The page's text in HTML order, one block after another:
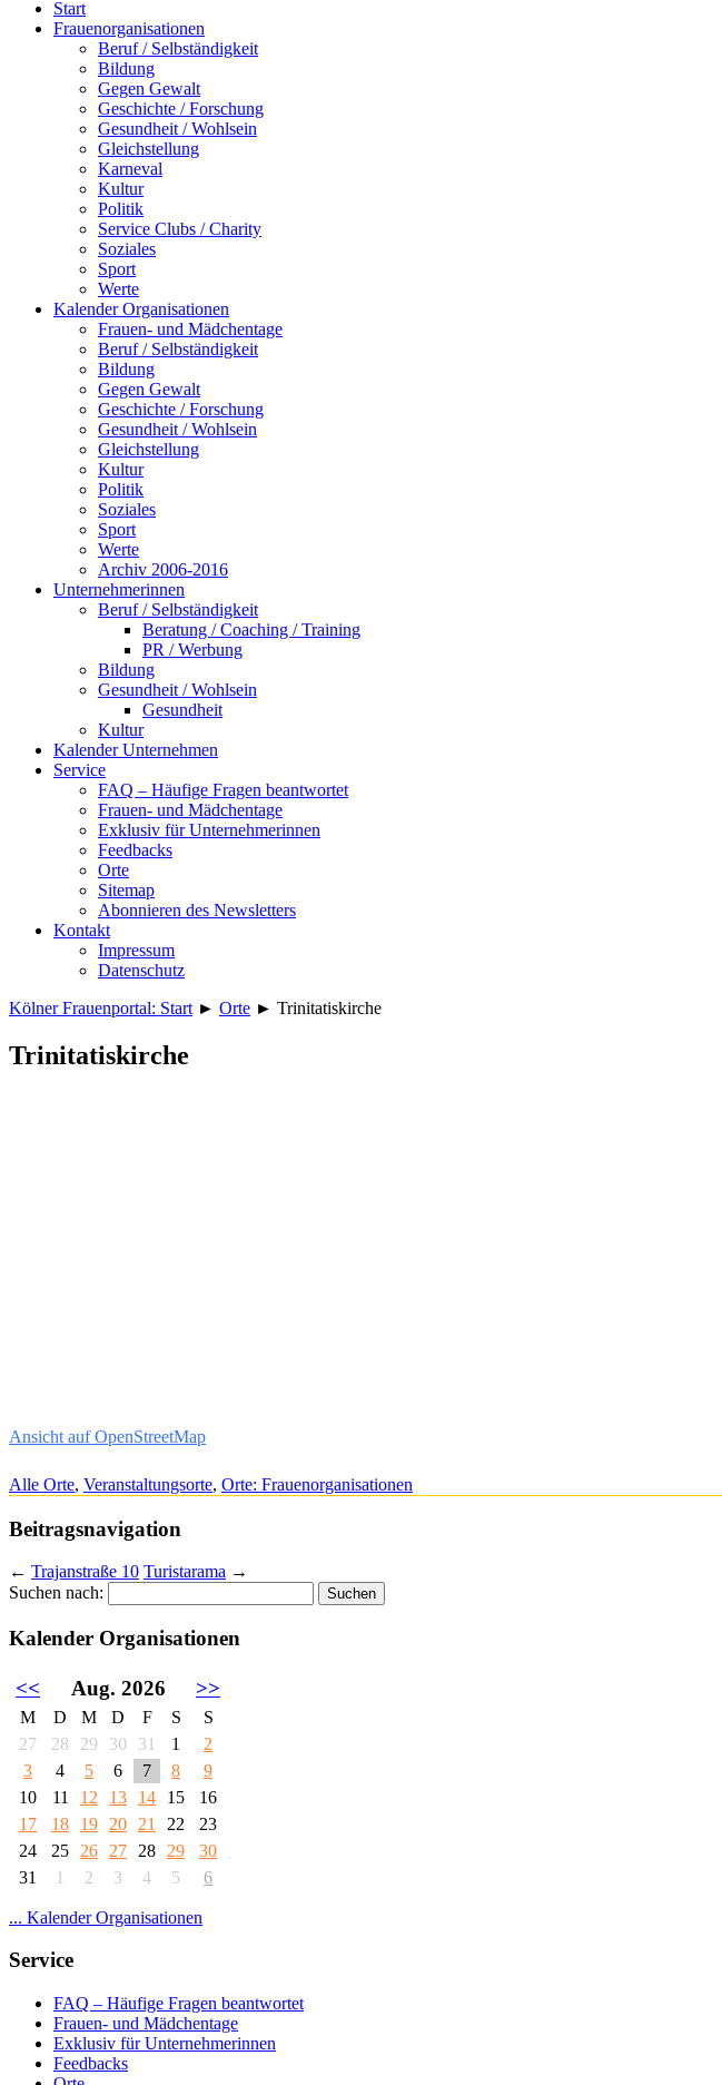
Start
Frauenorganisationen
Beruf / Selbständigkeit
Bildung
Gegen Gewalt
Geschichte / Forschung
Gesundheit / Wohlsein
Gleichstellung
Karneval
Kultur
Politik
Service Clubs / Charity
Soziales
Sport
Werte
Kalender Organisationen
Frauen- und Mädchentage
Beruf / Selbständigkeit
Bildung
Gegen Gewalt
Geschichte / Forschung
Gesundheit / Wohlsein
Gleichstellung
Kultur
Politik
Soziales
Sport
Werte
Archiv 2006-2016
Unternehmerinnen
Beruf / Selbständigkeit
Beratung / Coaching / Training
PR / Werbung
Bildung
Gesundheit / Wohlsein
Gesundheit
Kultur
Kalender Unternehmen
Service
FAQ – Häufige Fragen beantwortet
Frauen- und Mädchentage
Exklusiv für Unternehmerinnen
Feedbacks
Orte
Sitemap
Abonnieren des Newsletters
Kontakt
Impressum
Datenschutz
Kölner Frauenportal: Start ► Orte ► Trinitatiskirche
Trinitatiskirche
Ansicht auf OpenStreetMap
Alle Orte, Veranstaltungsorte, Orte: Frauenorganisationen
Beitragsnavigation
← Trajanstraße 10 Turistarama →
Suchen nach:
Kalender Organisationen
<< Aug. 2026 >>
M D M D F S
S
27
28 29 30 31 1
2
3
4 5 6 7 8
9
10
11 12 13 14 15
16
17
18 19 20 21 22
23
24
25 26 27 28 29
30
31
1 2 3 4 5 6
... Kalender Organisationen
Service
FAQ – Häufige Fragen beantwortet
Frauen- und Mädchentage
Exklusiv für Unternehmerinnen
Feedbacks